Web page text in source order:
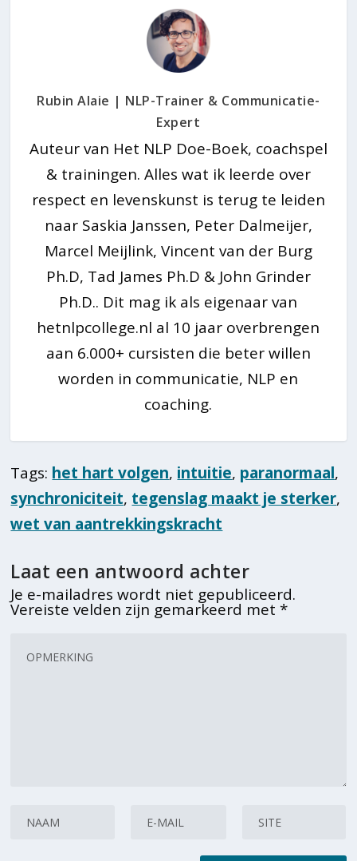
Rubin Alaie | NLP-Trainer & Communicatie-
Expert
Auteur van Het NLP Doe-Boek, coachspel
& trainingen. Alles wat ik leerde over
respect en levenskunst is terug te leiden
naar Saskia Janssen, Peter Dalmeijer,
Marcel Meijlink, Vincent van der Burg
Ph.D, Tad James Ph.D & John Grinder
Ph.D.. Dit mag ik als eigenaar van
hetnlpcollege.nl al 10 jaar overbrengen
aan 6.000+ cursisten die beter willen
worden in communicatie, NLP en
coaching.
Tags: het hart volgen, intuitie, paranormaal,
synchroniciteit, tegenslag maakt je sterker,
wet van aantrekkingskracht
Laat een antwoord achter
Je e-mailadres wordt niet gepubliceerd.
Vereiste velden zijn gemarkeerd met *